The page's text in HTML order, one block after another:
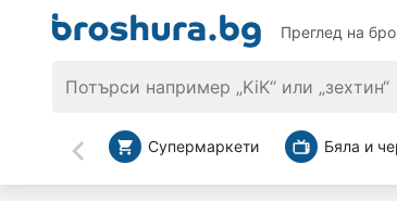
Преглед на
Назад
Супермаркети Бяла и